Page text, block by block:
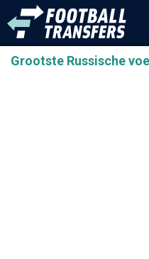
Grootste Russische